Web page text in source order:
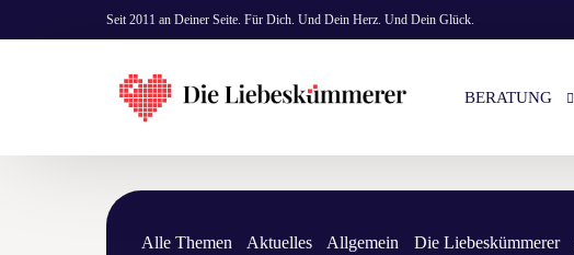
Seit 2011 an Deiner Seite. Für Dich. Und Dein Herz. Und Dein Glück.
BERATUNG
Alle Themen Aktuelles Allgemein Die Liebeskümmerer